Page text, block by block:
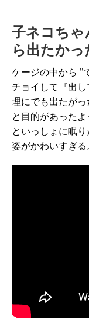
子ネコち
ら出たか
ケージの中から ”
チョイして『出
理にでも出たが
と目的があった
といっしょに眠
姿がかわいすぎる